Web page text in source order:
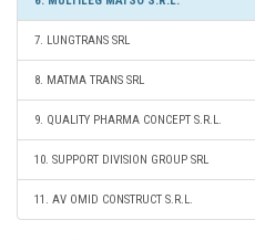
7. LUNGTRANS SRL
8. MATMA TRANS SRL
9. QUALITY PHARMA CONCEPT S.R.L.
10. SUPPORT DIVISION GROUP SRL
11. AV OMID CONSTRUCT S.R.L.